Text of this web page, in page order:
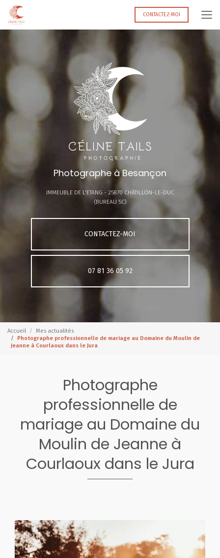
Aller
contenu
CONTACTEZ-MOI
Photographe à Besançon
IMMEUBLE DE L'ETANG - 25870 CHÂTILLON-LE-DUC
(BUREAU 5C)
CONTACTEZ-MOI
07 81 36 05 92
Accueil
Mes actualités
Photographe professionnelle de mariage au Domaine du Moulin de
Jeanne à Courlaoux dans le Jura
Photographe
professionnelle de
mariage au Domaine du
Moulin de Jeanne à
Courlaoux dans le Jura